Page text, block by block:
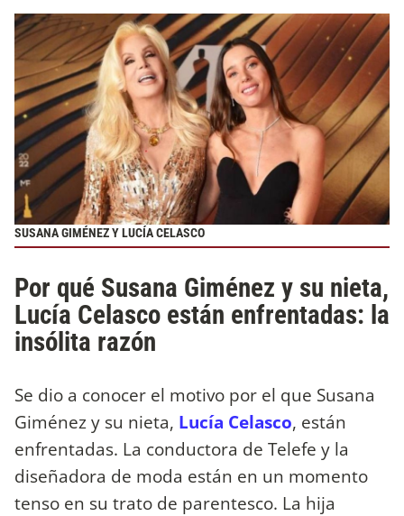
SUSANA GIMÉNEZ Y LUCÍA CELASCO
Por qué Susana Giménez y su nieta,
Lucía Celasco están enfrentadas: la
insólita razón
Se dio a conocer el motivo por el que Susana
Giménez y su nieta, Lucía Celasco, están
enfrentadas. La conductora de Telefe y la
diseñadora de moda están en un momento
tenso en su trato de parentesco. La hija